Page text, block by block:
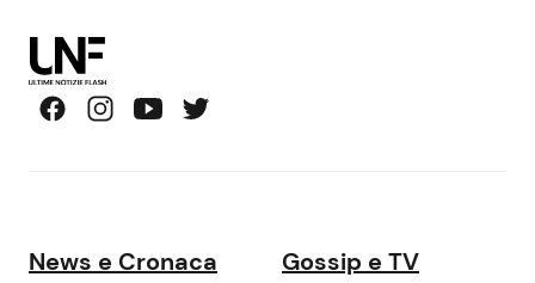
News e Cronaca Gossip e TV